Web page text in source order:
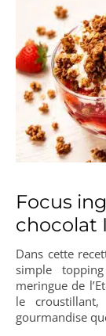
Focus
chocolat
Dans cette
simple
meringue de
le
gourmandise